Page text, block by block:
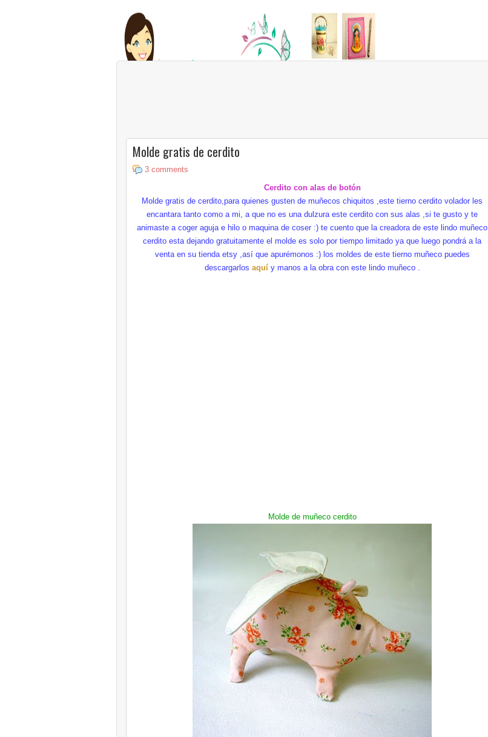
Molde gratis de cerdito
3 comments
Cerditocon alas de botón
Molde gratis de cerdito,para quienes gusten de muñecos chiquitos ,este tierno cerdito volador les
encantaratanto como a mi, a que no es una dulzuraeste cerdito con sus alas ,si te gusto y te
animaste a coger aguja e hilo o maquina de coser :) te cuento que la creadora de este lindo muñeco
cerdito esta dejando gratuitamente el molde es solo por tiempo limitado ya que luego pondráa la
venta en su tienda etsy,asíque apurémonos :) los moldes de este tierno muñeco puedes
descargarlos aquíy manos a la obra con este lindo muñeco .
Molde de muñeco cerdito